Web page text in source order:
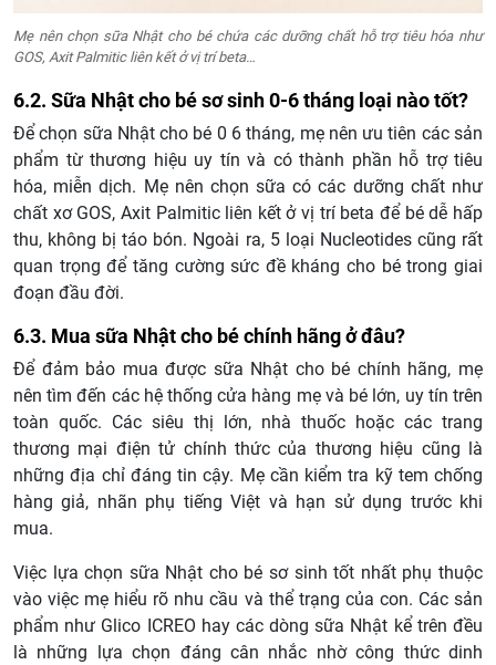
Mẹ nên chọn sữa Nhật cho bé chứa các dưỡng chất hỗ trợ tiêu hóa như
GOS, Axit Palmitic liên kết ở vị trí beta…
6.2. Sữa Nhật cho bé sơ sinh 0-6 tháng loại nào tốt?
Để chọn sữa Nhật cho bé 0 6 tháng, mẹ nên ưu tiên các sản
phẩm từ thương hiệu uy tín và có thành phần hỗ trợ tiêu
hóa, miễn dịch. Mẹ nên chọn sữa có các dưỡng chất như
chất xơ GOS, Axit Palmitic liên kết ở vị trí beta để bé dễ hấp
thu, không bị táo bón. Ngoài ra, 5 loại Nucleotides cũng rất
quan trọng để tăng cường sức đề kháng cho bé trong giai
đoạn đầu đời.
6.3. Mua sữa Nhật cho bé chính hãng ở đâu?
Để đảm bảo mua được sữa Nhật cho bé chính hãng, mẹ
nên tìm đến các hệ thống cửa hàng mẹ và bé lớn, uy tín trên
toàn quốc. Các siêu thị lớn, nhà thuốc hoặc các trang
thương mại điện tử chính thức của thương hiệu cũng là
những địa chỉ đáng tin cậy. Mẹ cần kiểm tra kỹ tem chống
hàng giả, nhãn phụ tiếng Việt và hạn sử dụng trước khi
mua.
Việc lựa chọn sữa Nhật cho bé sơ sinh tốt nhất phụ thuộc
vào việc mẹ hiểu rõ nhu cầu và thể trạng của con. Các sản
phẩm như Glico ICREO hay các dòng sữa Nhật kể trên đều
là những lựa chọn đáng cân nhắc nhờ công thức dinh